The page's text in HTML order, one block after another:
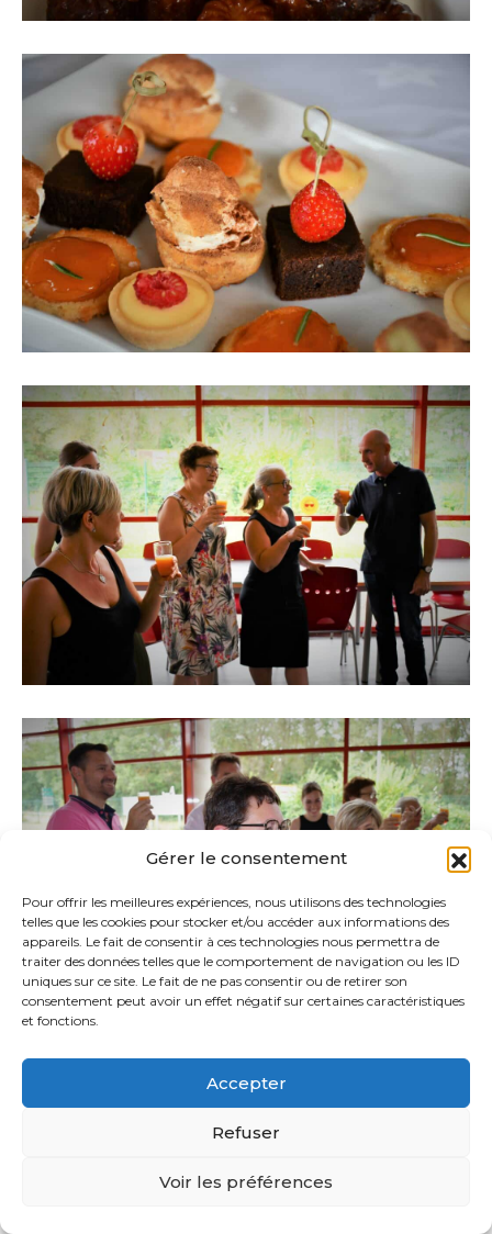
Gérer le consentement
Pour offrir les meilleures expériences, nous utilisons des technologies
telles que les cookies pour stocker et/ou accéder aux informations des
appareils. Le fait de consentir à ces technologies nous permettra de
traiter des données telles que le comportement de navigation ou les ID
uniques sur ce site. Le fait de ne pas consentir ou de retirer son
consentement peut avoir un effet négatif sur certaines caractéristiques
et fonctions.
Accepter
Refuser
Voir les préférences